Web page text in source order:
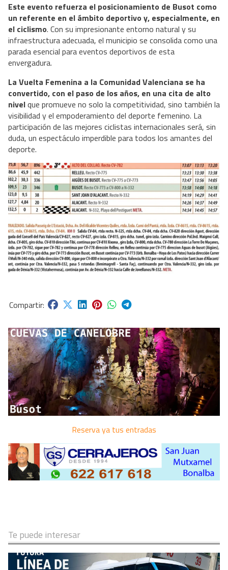
Este evento refuerza el posicionamiento de Busot como
un referente en el ámbito deportivo y, especialmente, en
el ciclismo. Con su impresionante entorno natural y su
infraestructura adecuada, el municipio se consolida como una
parada esencial para eventos deportivos de esta
envergadura.
La Vuelta Femenina a la Comunidad Valenciana se ha
convertido, con el paso de los años, en una cita de alto
nivelque promueve no solo la competitividad, sino también la
visibilidad y el empoderamiento del deporte femenino. La
participación de las mejores ciclistas internacionales será, sin
duda, un espectáculo imperdible para todos los amantes del
deporte.
Reserva ya tus entradas
Te puede interesar